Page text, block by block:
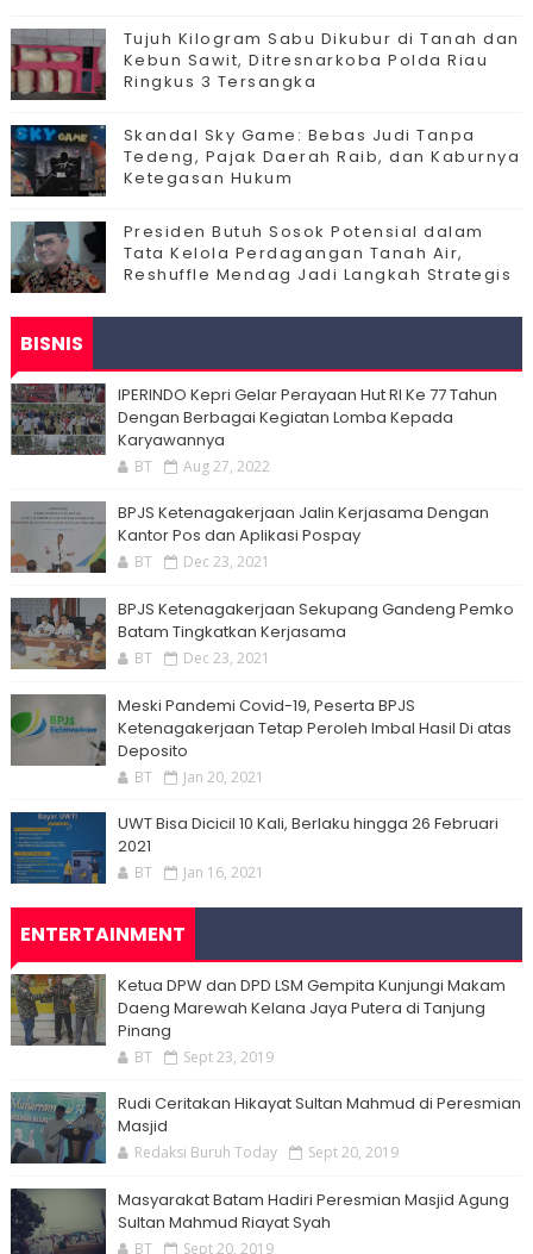
Tujuh Kilogram Sabu Dikubur di Tanah dan
Kebun Sawit, Ditresnarkoba Polda Riau
Ringkus 3 Tersangka
Skandal Sky Game: Bebas Judi Tanpa
Tedeng, Pajak Daerah Raib, dan Kaburnya
Ketegasan Hukum
Presiden Butuh Sosok Potensial dalam
Tata Kelola Perdagangan Tanah Air,
Reshuffle Mendag Jadi Langkah Strategis
BISNIS
IPERINDO Kepri Gelar Perayaan Hut RI Ke 77 Tahun
Dengan Berbagai Kegiatan Lomba Kepada
Karyawannya
BT Aug 27, 2022
BPJS Ketenagakerjaan Jalin Kerjasama Dengan
Kantor Pos dan Aplikasi Pospay
BT Dec 23, 2021
BPJS Ketenagakerjaan Sekupang Gandeng Pemko
Batam Tingkatkan Kerjasama
BT Dec 23, 2021
Meski Pandemi Covid-19, Peserta BPJS
Ketenagakerjaan Tetap Peroleh Imbal Hasil Di atas
Deposito
BT Jan 20, 2021
UWT Bisa Dicicil 10 Kali, Berlaku hingga 26 Februari
2021
BT Jan 16, 2021
ENTERTAINMENT
Ketua DPW dan DPD LSM Gempita Kunjungi Makam
Daeng Marewah Kelana Jaya Putera di Tanjung
Pinang
BT Sept 23, 2019
Rudi Ceritakan Hikayat Sultan Mahmud di Peresmian
Masjid
Redaksi Buruh Today Sept 20, 2019
Masyarakat Batam Hadiri Peresmian Masjid Agung
Sultan Mahmud Riayat Syah
BT Sept 20, 2019